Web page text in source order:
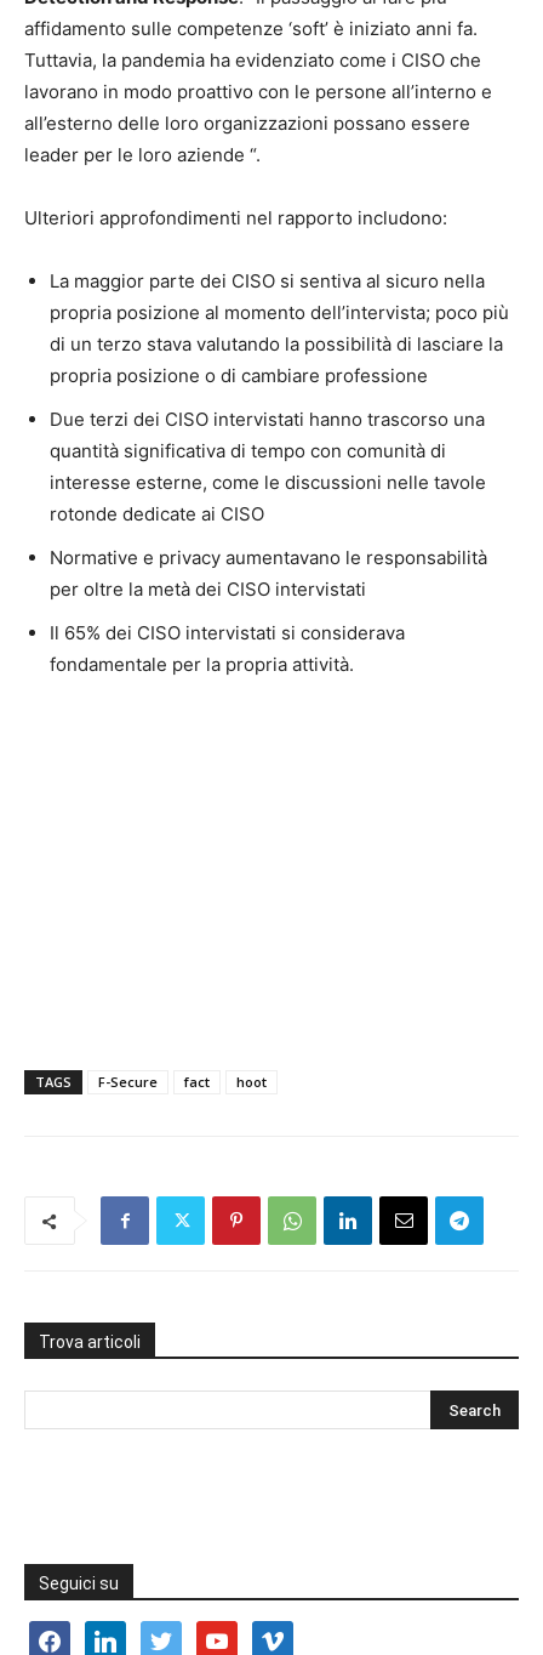
affidamento sulle competenze ‘soft’ è iniziato anni fa.
Tuttavia, la pandemia ha evidenziato come i CISO che
lavorano in modo proattivo con le persone all’interno e
all’esterno delle loro organizzazioni possano essere
leader per le loro aziende “.
Ulteriori approfondimenti nel rapporto includono:
La maggior parte dei CISO si sentiva al sicuro nella
propria posizione al momento dell’intervista; poco più
di un terzo stava valutando la possibilità di lasciare la
propria posizione o di cambiare professione
Due terzi dei CISO intervistati hanno trascorso una
quantità significativa di tempo con comunità di
interesse esterne, come le discussioni nelle tavole
rotonde dedicate ai CISO
Normative e privacy aumentavano le responsabilità
per oltre la metà dei CISO intervistati
Il 65% dei CISO intervistati si considerava
fondamentale per la propria attività.
TAGS F-Secure fact hoot
Trova articoli
Seguici su
facebooklinkedin twitter youtube vimeo